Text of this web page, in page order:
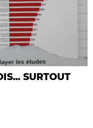
SURTOUT